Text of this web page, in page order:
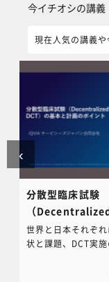
今イチオシの講義
現在人気の講義や
分散型臨床試験
（
Trial；DCT）の
イント《講師：
ーズジャパン合
世界と日本それぞ
状と課題、DCT実
ント、実施方法の
IQVIAサービシー
‹